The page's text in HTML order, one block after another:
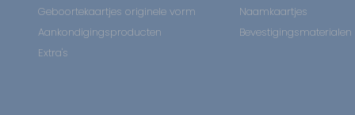
Geboortekaartjes originele vorm
Aankondigingsproducten
Extra's
Naamkaartjes
Bevestigingsmaterialen